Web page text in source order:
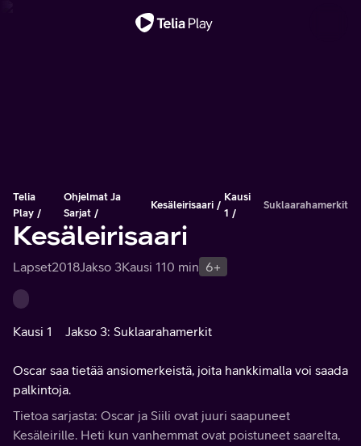
Telia
Play
Ohjelmat Ja
Sarjat
Kesäleirisaari
Kausi
1
Suklaarahamerkit
Kesäleirisaari
Lapset2018Jakso 3Kausi 110 min 6+
Kausi 1 Jakso 3: Suklaarahamerkit
Oscar saa tietää ansiomerkeistä, joita hankkimalla voi saada
palkintoja.
Tietoa sarjasta: Oscar ja Siili ovat juuri saapuneet
Kesäleirille. Heti kun vanhemmat ovat poistuneet saarelta,